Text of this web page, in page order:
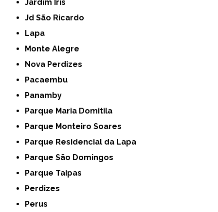
Jardim Íris
Jd São Ricardo
Lapa
Monte Alegre
Nova Perdizes
Pacaembu
Panamby
Parque Maria Domitila
Parque Monteiro Soares
Parque Residencial da Lapa
Parque São Domingos
Parque Taipas
Perdizes
Perus